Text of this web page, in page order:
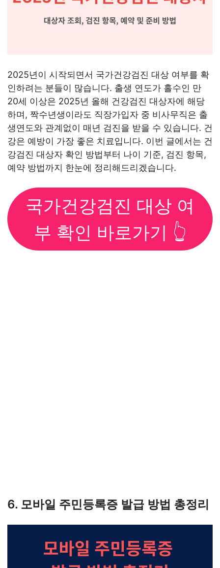
2025년이 시작되면서 국가건강검진 대상 여부를 확
인하려는 분들이 많습니다. 출생 연도가 홀수인 만
20세 이상은 2025년 올해 건강검진 대상자에 해당
하며, 짝수년생이라도 직장가입자 중 비사무직은 출
생연도와 관계없이 매년 검진을 받을 수 있습니다. 건
강은 예방이 가장 좋은 치료입니다. 이번 글에서는 건
강검진 대상자 확인 방법부터 나이 기준, 검진 항목,
예약 방법까지 한눈에 정리해드리겠습니다.
국가건강검진 대상 여
부 확인 바로가기 👆
6. 모바일 주민등록증 발급 방법 총정리